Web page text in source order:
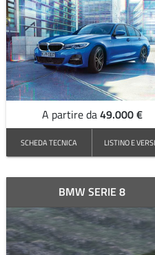
A partire da49.000 €
SCHEDA TECNICA LISTINO E
BMW SERIE 8